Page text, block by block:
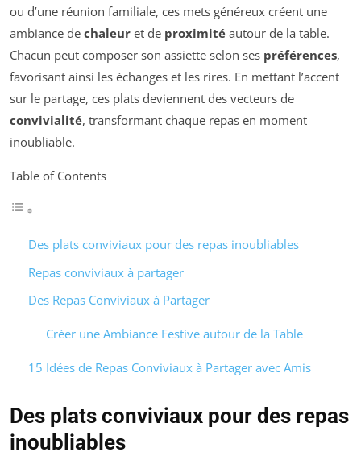
ou d’une réunion familiale, ces mets généreux créent une
ambiance de chaleur et de proximité autour de la table.
Chacun peut composer son assiette selon ses préférences,
favorisant ainsi les échanges et les rires. En mettant l’accent
sur le partage, ces plats deviennent des vecteurs de
convivialité, transformant chaque repas en moment
inoubliable.
Table of Contents
Des plats conviviaux pour des repas inoubliables
Repas conviviaux à partager
Des Repas Conviviaux à Partager
Créer une Ambiance Festive autour de la Table
15 Idées de Repas Conviviaux à Partager avec Amis
Des plats conviviaux pour des repas
inoubliables